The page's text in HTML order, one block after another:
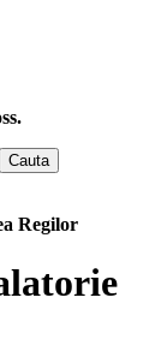
Cauta
Regilor